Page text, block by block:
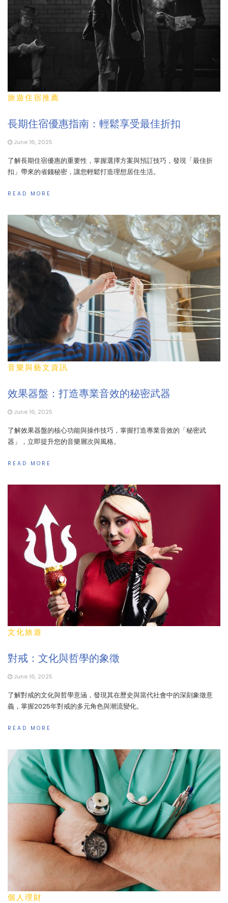
旅遊住宿推薦
長期住宿優惠指南：輕鬆享受最佳折扣
June 16, 2025
了解長期住宿優惠的重要性，掌握選擇方案與預訂技巧，發現「最佳折
扣」帶來的省錢秘密，讓您輕鬆打造理想居住生活。
READ MORE
音樂與藝文資訊
效果器盤：打造專業音效的秘密武器
June 16, 2025
了解效果器盤的核心功能與操作技巧，掌握打造專業音效的「秘密武
器」，立即提升您的音樂層次與風格。
READ MORE
文化旅遊
對戒：文化與哲學的象徵
June 16, 2025
了解對戒的文化與哲學意涵，發現其在歷史與當代社會中的深刻象徵意
義，掌握2025年對戒的多元角色與潮流變化。
READ MORE
個人理財